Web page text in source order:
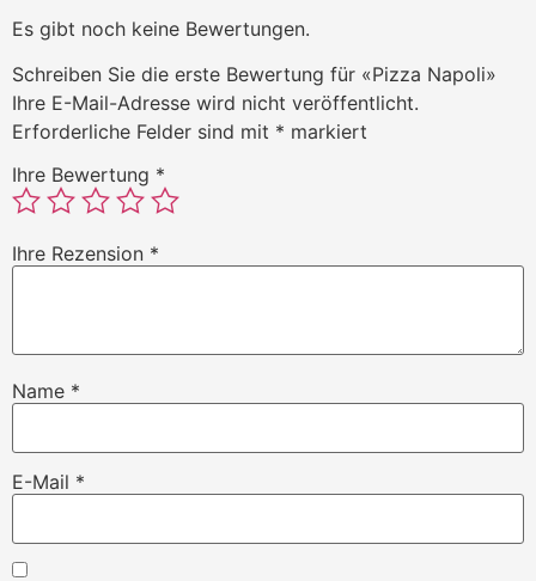
Es gibt noch keine Bewertungen.
Schreiben Sie die erste Bewertung für «Pizza Napoli»
Ihre E-Mail-Adresse wird nicht veröffentlicht.
Erforderliche Felder sind mit * markiert
Ihre Bewertung *
Ihre Rezension *
Name *
E-Mail *